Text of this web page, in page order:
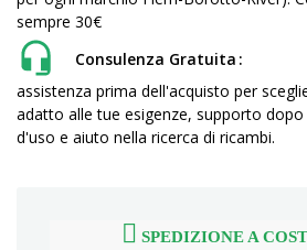
sempre 30€
Consulenza Gratuita
assistenza prima dell'acquisto per
adatto alle tue esigenze, supporto
d'uso e aiuto nella ricerca di ricambi.
SPEDIZIONE A